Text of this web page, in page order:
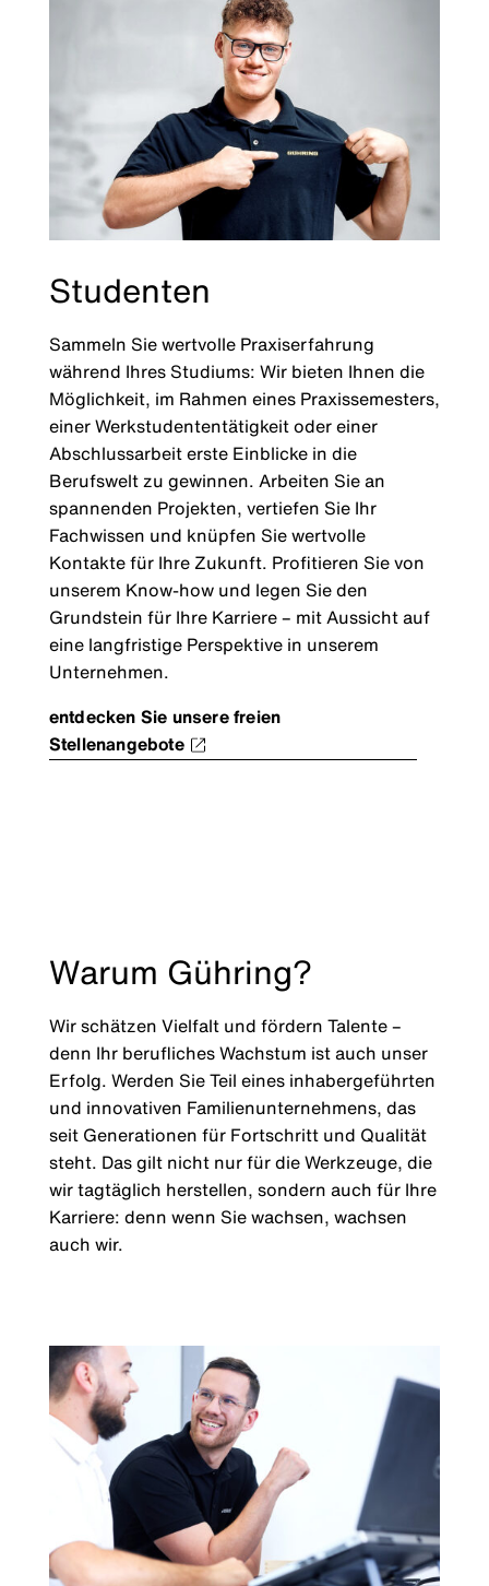
Studenten
Sammeln Sie wertvolle Praxiserfahrung
während Ihres Studiums: Wir bieten Ihnen die
Möglichkeit, im Rahmen eines Praxissemesters,
einer Werkstudententätigkeit oder einer
Abschlussarbeit erste Einblicke in die
Berufswelt zu gewinnen. Arbeiten Sie an
spannenden Projekten, vertiefen Sie Ihr
Fachwissen und knüpfen Sie wertvolle
Kontakte für Ihre Zukunft. Profitieren Sie von
unserem Know-how und legen Sie den
Grundstein für Ihre Karriere – mit Aussicht auf
eine langfristige Perspektive in unserem
Unternehmen.
entdecken Sie unsere freien
Stellenangebote
Warum Gühring?
Wir schätzen Vielfalt und fördern Talente –
denn Ihr berufliches Wachstum ist auch unser
Erfolg. Werden Sie Teil eines inhabergeführten
und innovativen Familienunternehmens, das
seit Generationen für Fortschritt und Qualität
steht. Das gilt nicht nur für die Werkzeuge, die
wir tagtäglich herstellen, sondern auch für Ihre
Karriere: denn wenn Sie wachsen, wachsen
auch wir.